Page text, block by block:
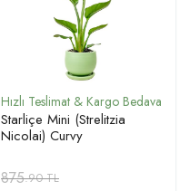
Starliçe Mini (Strelitzia
Nicolai) Curvy
875.90 TL